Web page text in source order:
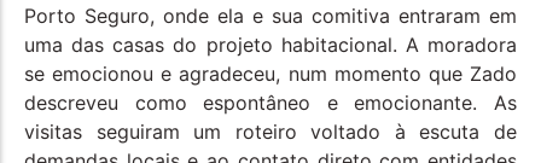
Porto Seguro, onde ela e sua comitiva entraram em
uma das casas do projeto habitacional. A moradora
se emocionou e agradeceu, num momento que Zado
descreveu como espontâneo e emocionante. As
visitas seguiram um roteiro voltado à escuta de